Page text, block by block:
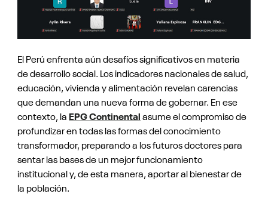
El Perú enfrenta aún desafíos significativos en materia
de desarrollo social. Los indicadores nacionales de salud,
educación, vivienda y alimentación revelan carencias
que demandan una nueva forma de gobernar. En ese
contexto, la EPG Continental asume el compromiso de
profundizar en todas las formas del conocimiento
transformador, preparando a los futuros doctores para
sentar las bases de un mejor funcionamiento
institucional y, de esta manera, aportar al bienestar de
la población.